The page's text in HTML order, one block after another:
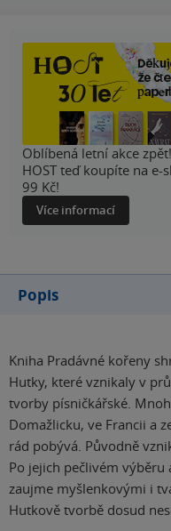
Oblíbená letní akce
HOST teď koupíte na
99 Kč!
Více informací
Popis
Kniha Pradávné kořeny
Hutky, které vznikaly v
tvorby písničkářské.
Domažlicku, ve Francii a
rád pobývá. Původně
Po jejich pečlivém výběru
zaujme myšlenkovými i
Hutkově tvorbě dosud